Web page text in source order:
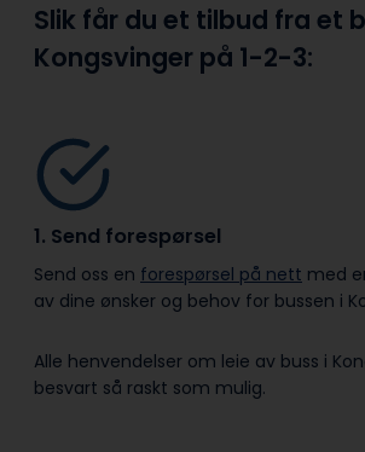
Slik får du et tilbud fra et
Kongsvinger på 1-2-3:
1. Send forespørsel
Send oss en forespørsel på nett med
av dine ønsker og behov for bussen i
Alle henvendelser om leie av buss i
besvart så raskt som mulig.